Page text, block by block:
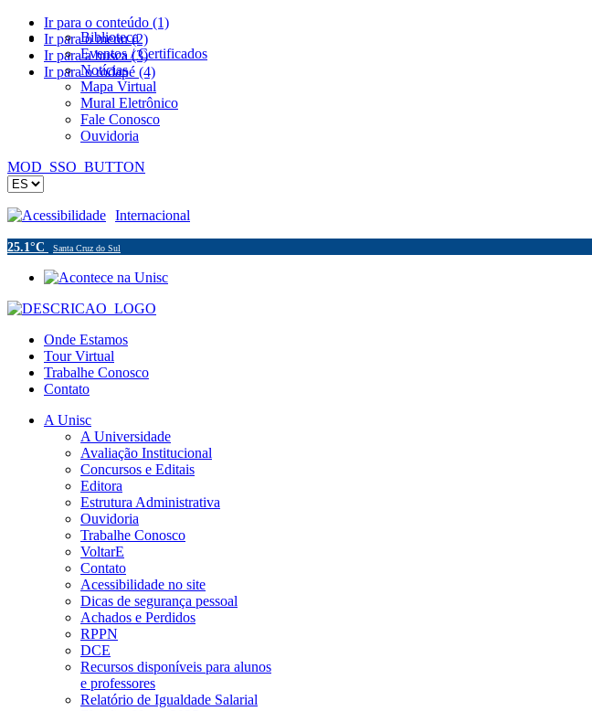
Ir para o conteúdo (1)
Ir para o menu (2)
Ir para a busca (3)
Ir para o rodapé (4)
Biblioteca
Eventos / Certificados
Notícias
Mapa Virtual
Mural Eletrônico
Fale Conosco
Ouvidoria
MOD_SSO_BUTTON
Acessibilidade Internacional
25.1°C Santa Cruz do Sul
Onde Estamos
Tour Virtual
Trabalhe Conosco
Contato
A Unisc
A Universidade
Avaliação Institucional
Concursos e Editais
Editora
Estrutura Administrativa
Ouvidoria
Trabalhe Conosco
VoltarE
Contato
Acessibilidade no site
Dicas de segurança pessoal
Achados e Perdidos
RPPN
DCE
Recursos disponíveis para alunos
e professores
Relatório de Igualdade Salarial